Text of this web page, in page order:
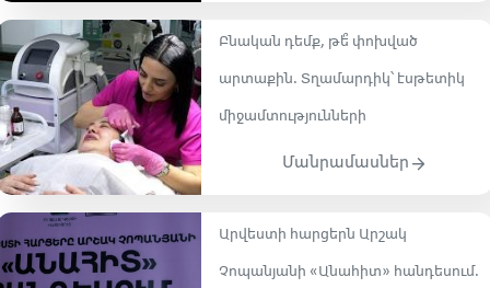
Բնական դեմք, թե՞ փոխված
արտաքին. Տղամարդիկ՝ էսթետիկ
միջամտությունների
Մանրամասներ
Արվեստի հարցերն Արշակ
Չոպանյանի «Անահիտ» հանդեսում․